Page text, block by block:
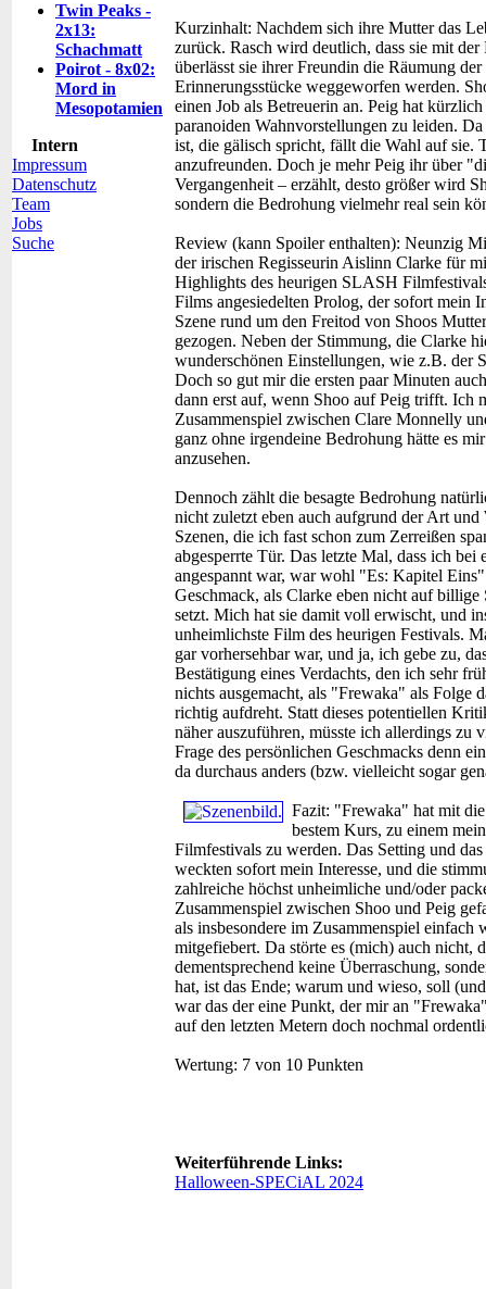
Twin Peaks -
2x13:
Schachmatt
Poirot - 8x02:
Mord in
Mesopotamien
Intern
Impressum
Datenschutz
Team
Jobs
Suche
Kurzinhalt: Nachdem sich ihre Mutter das
zurück. Rasch wird deutlich, dass sie mit
überlässt sie ihrer Freundin die Räumung
Erinnerungsstücke weggeworfen werden.
einen Job als Betreuerin an. Peig hat
paranoiden Wahnvorstellungen zu leiden.
ist, die gälisch spricht, fällt die Wahl auf sie.
anzufreunden. Doch je mehr Peig ihr über
Vergangenheit – erzählt, desto größer wird
sondern die Bedrohung vielmehr real sein
Review (kann Spoiler enthalten): Neunzig
der irischen Regisseurin Aislinn Clarke für
Highlights des heurigen SLASH
Films angesiedelten Prolog, der sofort mein
Szene rund um den Freitod von Shoos
gezogen. Neben der Stimmung, die Clarke
wunderschönen Einstellungen, wie z.B. der
Doch so gut mir die ersten paar Minuten
dann erst auf, wenn Shoo auf Peig trifft. Ich
Zusammenspiel zwischen Clare Monnelly
ganz ohne irgendeine Bedrohung hätte es
anzusehen.
Dennoch zählt die besagte Bedrohung
nicht zuletzt eben auch aufgrund der Art
Szenen, die ich fast schon zum Zerreißen
abgesperrte Tür. Das letzte Mal, dass ich
angespannt war, war wohl "Es: Kapitel
Geschmack, als Clarke eben nicht auf
setzt. Mich hat sie damit voll erwischt, und
unheimlichste Film des heurigen Festivals.
gar vorhersehbar war, und ja, ich gebe zu,
Bestätigung eines Verdachts, den ich sehr
nichts ausgemacht, als "Frewaka" als Folge
richtig aufdreht. Statt dieses potentiellen
näher auszuführen, müsste ich allerdings zu
Frage des persönlichen Geschmacks denn
da durchaus anders (bzw. vielleicht sogar
Fazit: "Frewaka" hat mit
bestem Kurs, zu einem
Filmfestivals zu werden. Das Setting und
weckten sofort mein Interesse, und die
zahlreiche höchst unheimliche und/oder
Zusammenspiel zwischen Shoo und Peig
als insbesondere im Zusammenspiel einfach
mitgefiebert. Da störte es (mich) auch nicht,
dementsprechend keine Überraschung,
hat, ist das Ende; warum und wieso, soll
war das der eine Punkt, der mir an
auf den letzten Metern doch nochmal
Wertung: 7 von 10 Punkten
Weiterführende Links:
Halloween-SPECiAL 2024